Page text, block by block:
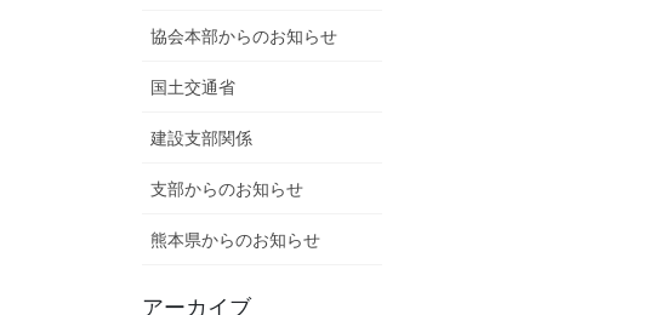
協会本部からのお知らせ
国土交通省
建設支部関係
支部からのお知らせ
熊本県からのお知らせ
アーカイブ